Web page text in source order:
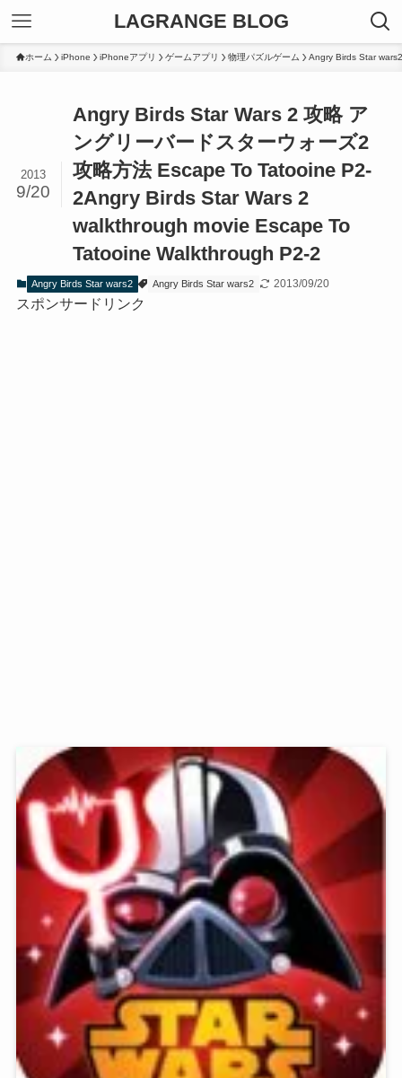
LAGRANGE BLOG
ホーム iPhone iPhoneアプリ ゲームアプリ 物理パズルゲーム Angry Birds Star wars2
Angry Birds Star Wars 2 攻略 ア
ングリーバードスターウォーズ2
攻略方法 Escape To Tatooine P2-
2Angry Birds Star Wars 2
walkthrough movie Escape To
Tatooine Walkthrough P2-2
2013
9/20
Angry Birds Star wars2 Angry Birds Star wars2 2013/09/20
スポンサードリンク